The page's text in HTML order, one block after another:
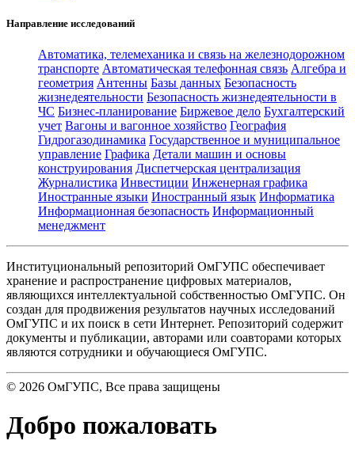
Направление исследований
Автоматика, телемеханика и связь на железнодорожном
транспорте Автоматическая телефонная связь Алгебра и
геометрия Антенны Базы данных Безопасность
жизнедеятельности Безопасность жизнедеятельности в
ЧС Бизнес-планирование Биржевое дело Бухгалтерский
учет Вагоны и вагонное хозяйство География
Гидрогазодинамика Государственное и муниципальное
управление Графика Детали машин и основы
конструирования Диспетчерская централизация
Журналистика Инвестиции Инженерная графика
Иностранные языки Иностранный язык Информатика
Информационная безопасность Информационный
менеджмент
Институциональный репозиторий ОмГУПС обеспечивает
хранение и распространение цифровых материалов,
являющихся интеллектуальной собственностью ОмГУПС. Он
создан для продвижения результатов научных исследований
ОмГУПС и их поиск в сети Интернет. Репозиторий содержит
документы и публикации, авторами или соавторами которых
являются сотрудники и обучающиеся ОмГУПС.
© 2026 ОмГУПС, Все права защищены
Добро пожаловать